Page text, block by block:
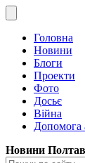
Головна
Новини
Блоги
Проекти
Фото
Досьє
Війна
Допомога
Новини